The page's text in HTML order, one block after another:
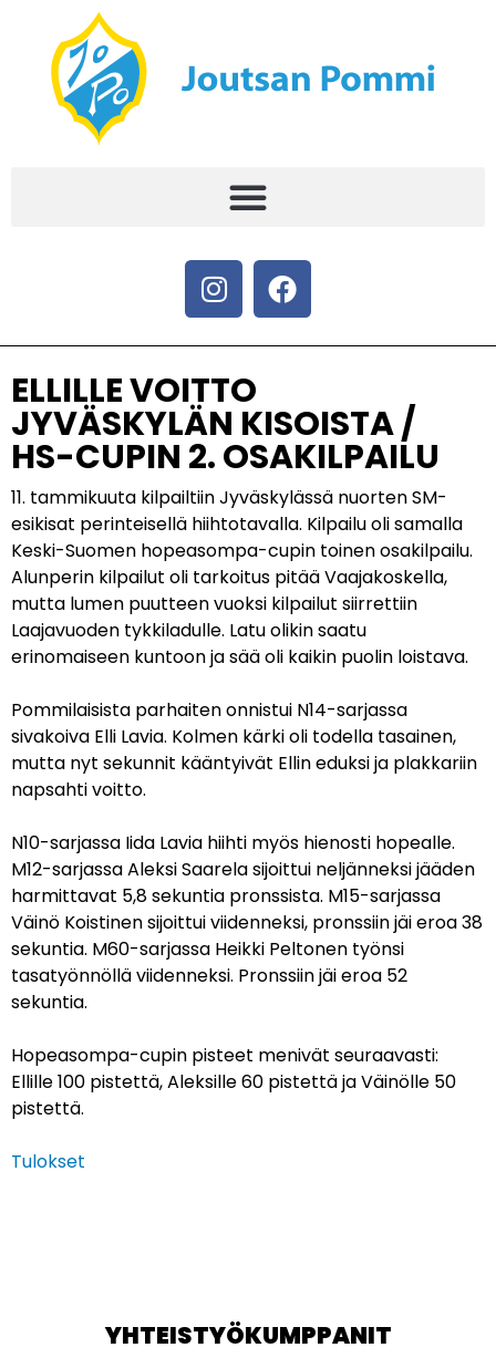
ELLILLE VOITTO
JYVÄSKYLÄN KISOISTA /
HS-CUPIN 2. OSAKILPAILU
11. tammikuuta kilpailtiin Jyväskylässä nuorten SM-
esikisat perinteisellä hiihtotavalla. Kilpailu oli samalla
Keski-Suomen hopeasompa-cupin toinen osakilpailu.
Alunperin kilpailut oli tarkoitus pitää Vaajakoskella,
mutta lumen puutteen vuoksi kilpailut siirrettiin
Laajavuoden tykkiladulle. Latu olikin saatu
erinomaiseen kuntoon ja sää oli kaikin puolin loistava.
Pommilaisista parhaiten onnistui N14-sarjassa
sivakoiva Elli Lavia. Kolmen kärki oli todella tasainen,
mutta nyt sekunnit kääntyivät Ellin eduksi ja plakkariin
napsahti voitto.
N10-sarjassa Iida Lavia hiihti myös hienosti hopealle.
M12-sarjassa Aleksi Saarela sijoittui neljänneksi jääden
harmittavat 5,8 sekuntia pronssista. M15-sarjassa
Väinö Koistinen sijoittui viidenneksi, pronssiin jäi eroa 38
sekuntia. M60-sarjassa Heikki Peltonen työnsi
tasatyönnöllä viidenneksi. Pronssiin jäi eroa 52
sekuntia.
Hopeasompa-cupin pisteet menivät seuraavasti:
Ellille 100 pistettä, Aleksille 60 pistettä ja Väinölle 50
pistettä.
Tulokset
YHTEISTYÖKUMPPANIT